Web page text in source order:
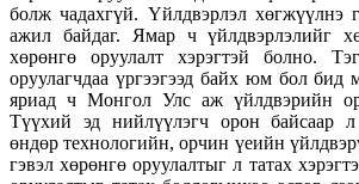
болж чадахгүй. Үйлдвэрлэл хөгжүүлнэ
ажил байдаг. Ямар ч үйлдвэрлэлийг
хөрөнгө оруулалт хэрэгтэй болно.
оруулагчдаа үргээгээд байх юм бол бид
яриад ч Монгол Улс аж үйлдвэрийн
Түүхий эд нийлүүлэгч орон байсаар
өндөр технологийн, орчин үеийн
гэвэл хөрөнгө оруулалтыг л татах